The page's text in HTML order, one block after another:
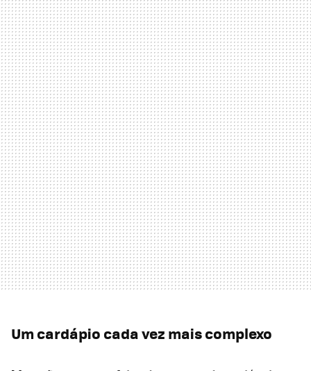
Um cardápio cada vez mais complexo